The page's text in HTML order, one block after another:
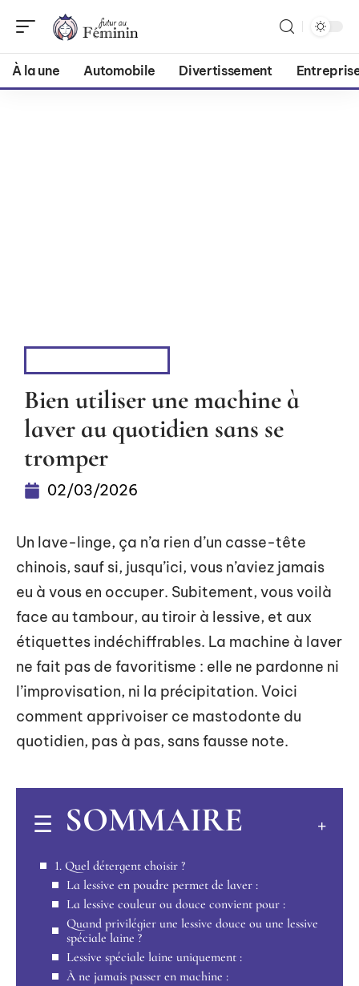
À la une Automobile Divertissement
Bien utiliser une machine à
laver au quotidien sans se
tromper
02/03/2026
Un lave-linge, ça n’a rien d’un casse-tête
chinois, sauf si, jusqu’ici, vous n’aviez jamais
eu à vous en occuper. Subitement, vous voilà
face au tambour, au tiroir à lessive, et aux
étiquettes indéchiffrables. La machine à laver
ne fait pas de favoritisme : elle ne pardonne ni
l’improvisation, ni la précipitation. Voici
comment apprivoiser ce mastodonte du
quotidien, pas à pas, sans fausse note.
SOMMAIRE
1. Quel détergent choisir ?
La lessive en poudre permet de laver :
La lessive couleur ou douce convient pour :
Quand privilégier une lessive douce ou une lessive
spéciale laine ?
Lessive spéciale laine uniquement :
À ne jamais passer en machine :